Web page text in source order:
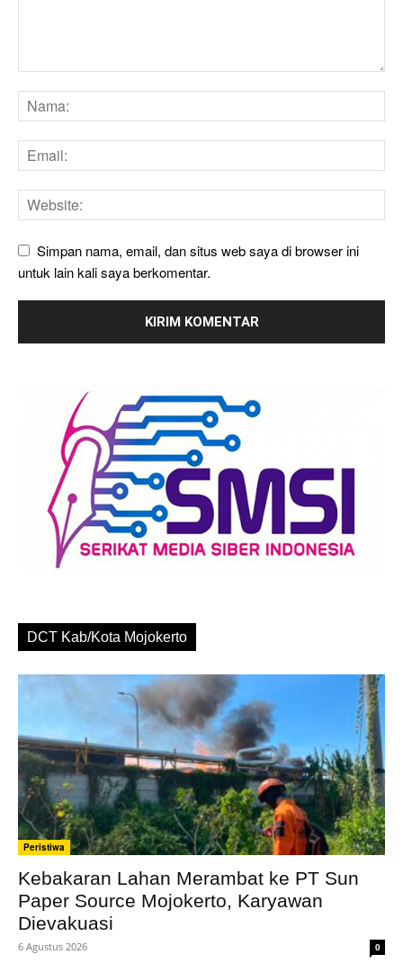
Simpan nama, email, dan situs web saya di browser ini
untuk lain kali saya berkomentar.
DCT Kab/Kota Mojokerto
Peristiwa
Kebakaran Lahan Merambat ke PT Sun
Paper Source Mojokerto, Karyawan
Dievakuasi
6 Agustus 2026 0